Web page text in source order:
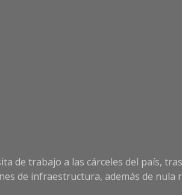
de trabajo a las cárceles del país,
de infraestructura, además de nula